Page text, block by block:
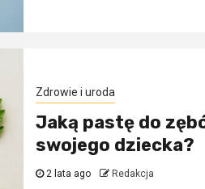
Zdrowie i uroda
Jaką pastę do
swojego dziecka?
2 lata ago Redakcja